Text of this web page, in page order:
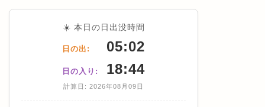
☀️ 本日の日出没時間
日の出: 05:02
日の入り: 18:44
計算日: 2026年08月09日